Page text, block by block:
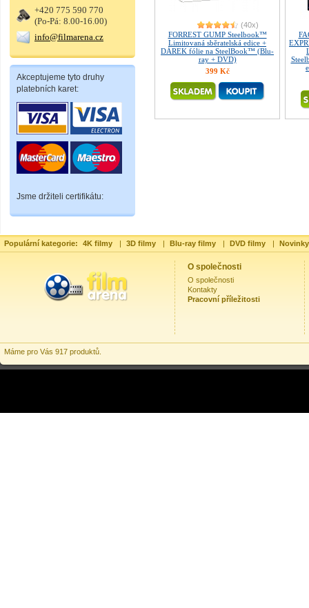
+420 775 590 770
(Po-Pá: 8.00-16.00)
info@filmarena.cz
Akceptujeme tyto druhy
platebních karet:
Jsme držiteli certifikátu:
(40x)
FORREST GUMP Steelbook™
Limitovaná sběratelská edice +
DÁREK fólie na SteelBook™ (Blu-
ray + DVD)
399 Kč
Populární kategorie: 4K filmy | 3D filmy | Blu-ray filmy | DVD filmy |
O společnosti
O společnosti
Kontakty
Pracovní příležitosti
Máme pro Vás 917 produktů.